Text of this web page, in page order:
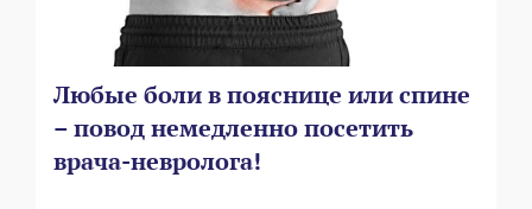
Любые боли в пояснице или спине
– повод немедленно посетить
врача-невролога!